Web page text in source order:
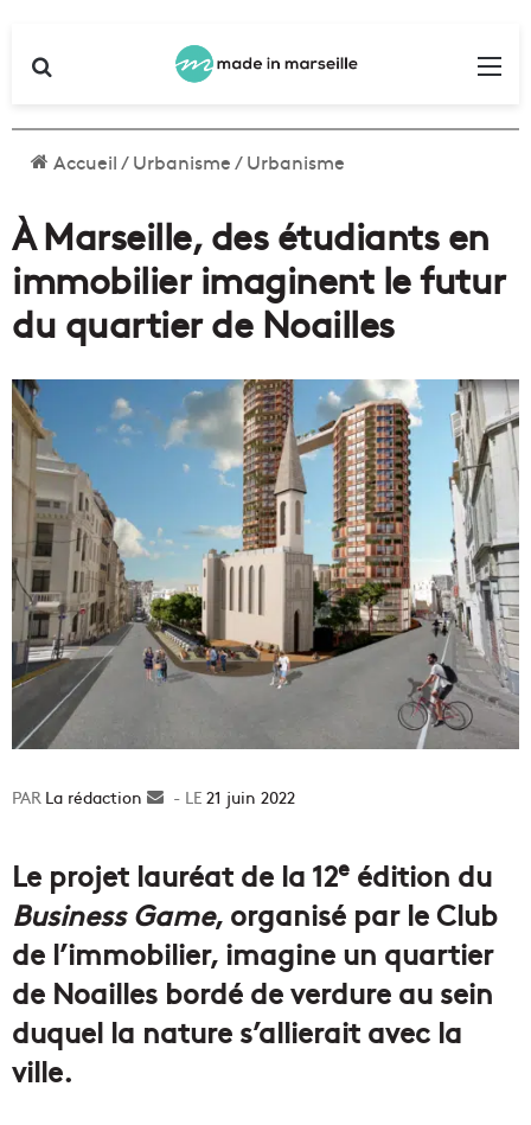
Accueil/Urbanisme/Urbanisme
À Marseille, des étudiants en
immobilier imaginent le futur
du quartier de Noailles
La rédaction
Envoyer21 juin 2022
Le projet lauréat de la 12e édition du
Business Game, organisé par le Club
de l’immobilier, imagine un quartier
de Noailles bordé de verdure au sein
duquel la nature s’allierait avec la
ville.